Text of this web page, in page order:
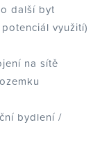
další byt
využití)
na sítě
bydlení /